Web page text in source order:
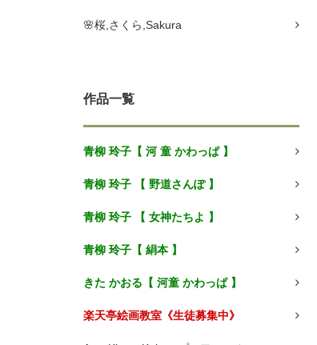
🌸桜,さくら,Sakura
作品一覧
青柳 玲子【 河 童 かわっぱ 】
青柳 玲子 【 野道さんぽ 】
青柳 玲子 【 女神たちよ 】
青柳 玲子【 絹本 】
きた かおる【 河童 かわっぱ 】
楽天亭絵画教室《生徒募集中》